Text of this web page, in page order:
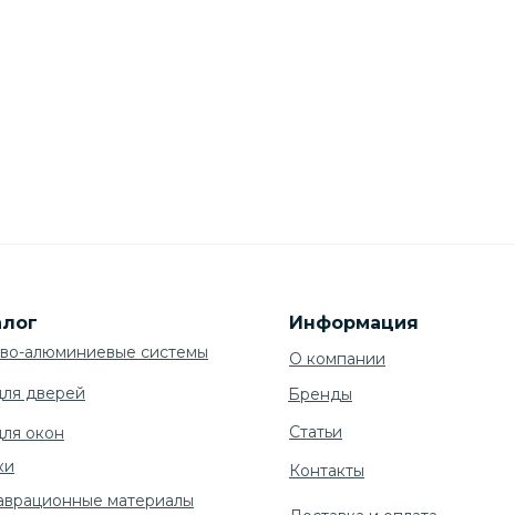
Информация
алюминиевые системы
дверей
окон
материалы
О компании
Cтатьи
Контакты
Бренды